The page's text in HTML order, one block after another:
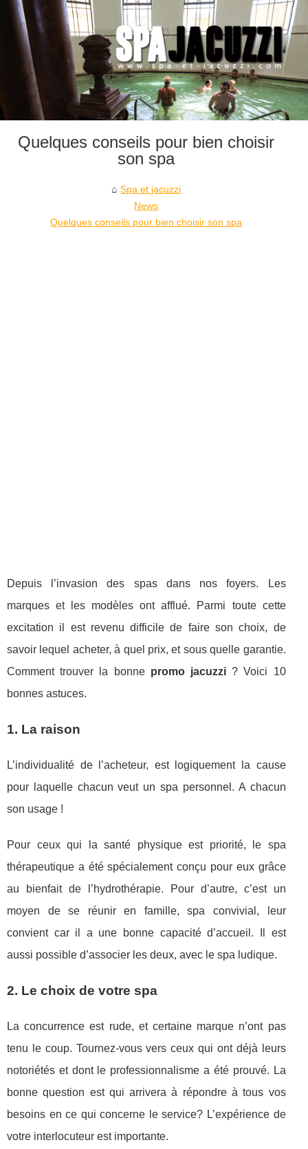
Quelques conseils pour bien choisir
son spa
Spa et jacuzzi
News
Quelques conseils pour bien choisir son spa
Depuis l’invasion des spas dans nos foyers. Les
marques et les modèles ont afflué. Parmi toute cette
excitation il est revenu difficile de faire son choix, de
savoir lequel acheter, à quel prix, et sous quelle garantie.
Comment trouver la bonne promo jacuzzi ? Voici 10
bonnes astuces.
1. La raison
L’individualité de l’acheteur, est logiquement la cause
pour laquelle chacun veut un spa personnel. A chacun
son usage !
Pour ceux qui la santé physique est priorité, le spa
thérapeutique a été spécialement conçu pour eux grâce
au bienfait de l’hydrothérapie. Pour d’autre, c’est un
moyen de se réunir en famille, spa convivial, leur
convient car il a une bonne capacité d’accueil. Il est
aussi possible d’associer les deux, avec le spa ludique.
2. Le choix de votre spa
La concurrence est rude, et certaine marque n’ont pas
tenu le coup. Tournez-vous vers ceux qui ont déjà leurs
notoriétés et dont le professionnalisme a été prouvé. La
bonne question est qui arrivera à répondre à tous vos
besoins en ce qui concerne le service? L’expérience de
votre interlocuteur est importante.